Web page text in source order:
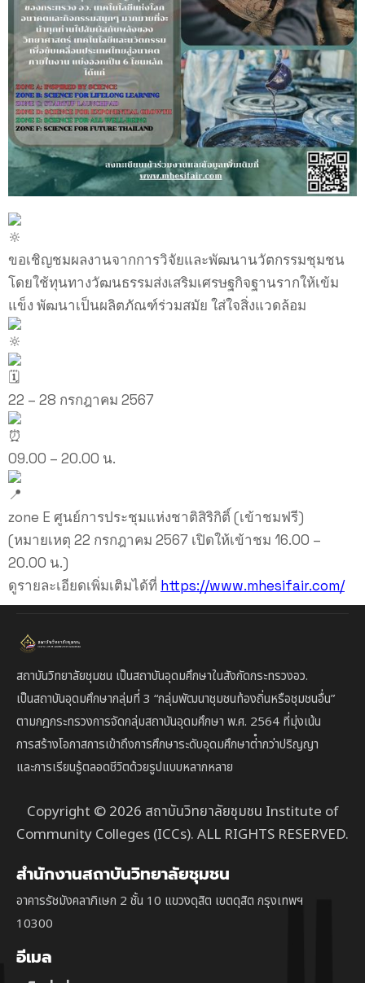
ขอเชิญชมผลงานจากการวิจัยและพัฒนานวัตกรรมชุมชน
โดยใช้ทุนทางวัฒนธรรมส่งเสริมเศรษฐกิจฐานรากให้เข้ม
แข็ง พัฒนาเป็นผลิตภัณฑ์ร่วมสมัย ใส่ใจสิ่งแวดล้อม
22 – 28 กรกฎาคม 2567
09.00 – 20.00 น.
zone E ศูนย์การประชุมแห่งชาติสิริกิติ์ (เข้าชมฟรี)
(หมายเหตุ 22 กรกฎาคม 2567 เปิดให้เข้าชม 16.00 –
20.00 น.)
ดูรายละเอียดเพิ่มเติมได้ที่ https://www.mhesifair.com/
สถาบันวิทยาลัยชุมชน เป็นสถาบันอุดมศึกษาในสังกัดกระทรวงอว.
เป็นสถาบันอุดมศึกษากลุ่มที่ 3 “กลุ่มพัฒนาชุมชนท้องถิ่นหรือชุมชนอื่น”
ตามกฎกระทรวงการจัดกลุ่มสถาบันอุดมศึกษา พ.ศ. 2564 ที่มุ่งเน้น
การสร้างโอกาสการเข้าถึงการศึกษาระดับอุดมศึกษาต่ํากว่าปริญญา
และการเรียนรู้ตลอดชีวิตด้วยรูปแบบหลากหลาย
Copyright © 2026 สถาบันวิทยาลัยชุมชน Institute of
Community Colleges (ICCs). ALL RIGHTS RESERVED.
สำนักงานสถาบันวิทยาลัยชุมชน
อาคารรัชมังคลาภิเษก 2 ชั้น 10 แขวงดุสิต เขตดุสิต กรุงเทพฯ
10300
อีเมล